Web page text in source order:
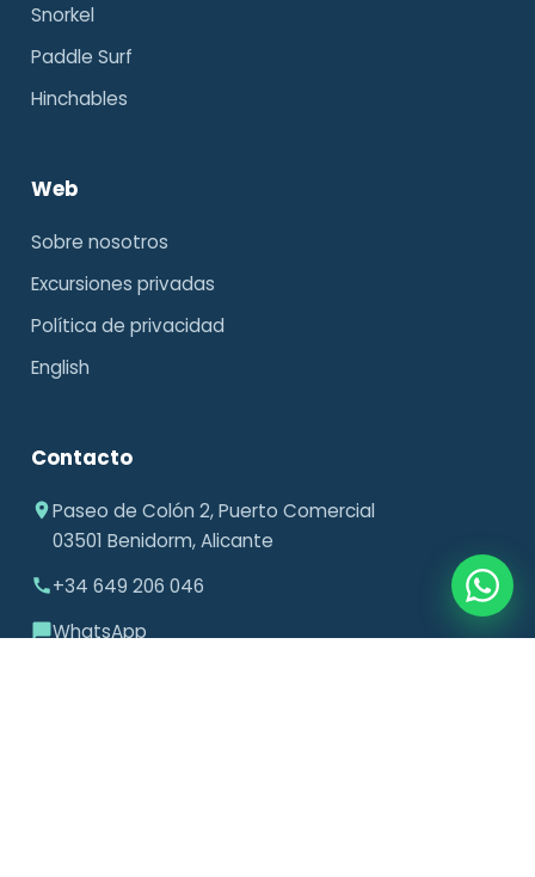
Snorkel
Paddle Surf
Hinchables
Web
Sobre nosotros
Excursiones privadas
Política de privacidad
English
Contacto
Paseo de Colón 2, Puerto Comercial
03501 Benidorm, Alicante
+34 649 206 046
WhatsApp